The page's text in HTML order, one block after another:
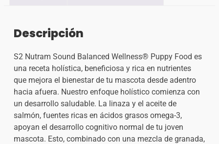
Descripción
S2 Nutram Sound Balanced Wellness® Puppy Food es
una receta holística, beneficiosa y rica en nutrientes
que mejora el bienestar de tu mascota desde adentro
hacia afuera. Nuestro enfoque holístico comienza con
un desarrollo saludable. La linaza y el aceite de
salmón, fuentes ricas en ácidos grasos omega-3,
apoyan el desarrollo cognitivo normal de tu joven
mascota. Esto, combinado con una mezcla de granada,